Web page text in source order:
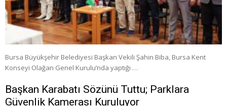
Bursa Büyükşehir Belediyesi Başkan Vekili Şahin Biba, Bursa Kent
Konseyi Olağan Genel Kurulu’nda yaptığı …
Başkan Karabatı Sözünü Tuttu; Parklara
Güvenlik Kamerası Kuruluyor